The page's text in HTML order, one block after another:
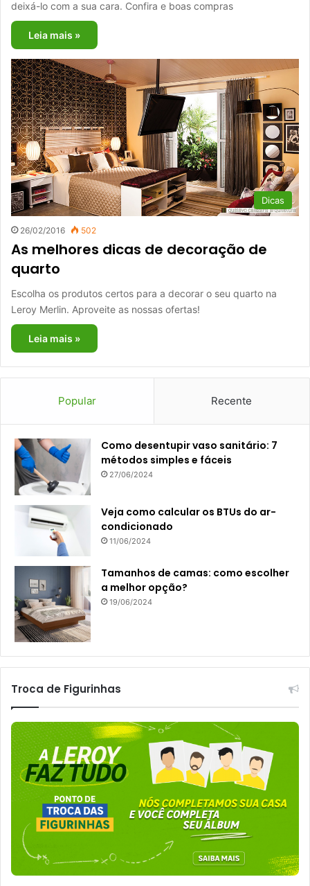
deixá-lo com a sua cara. Confira e boas compras
Leia mais »
Dicas
26/02/2016 502
As melhores dicas de decoração de
quarto
Escolha os produtos certos para a decorar o seu quarto na
Leroy Merlin. Aproveite as nossas ofertas!
Leia mais »
Popular Recente
Como desentupir vaso sanitário: 7
métodos simples e fáceis
27/06/2024
Veja como calcular os BTUs do ar-
condicionado
11/06/2024
Tamanhos de camas: como escolher
a melhor opção?
19/06/2024
Troca de Figurinhas